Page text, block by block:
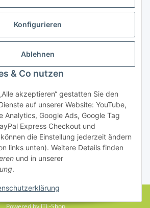
Konfigurieren
Ablehnen
& Co nutzen
akzeptieren“ gestatten Sie den
auf unserer Website: YouTube,
Analytics, Google Ads, Google Tag
Express Checkout und
die Einstellung jederzeit ändern
links unten). Weitere Details finden
und in unserer
.
Vertrag widerrufen
USt., zzgl.
Powered byJTL-Shop